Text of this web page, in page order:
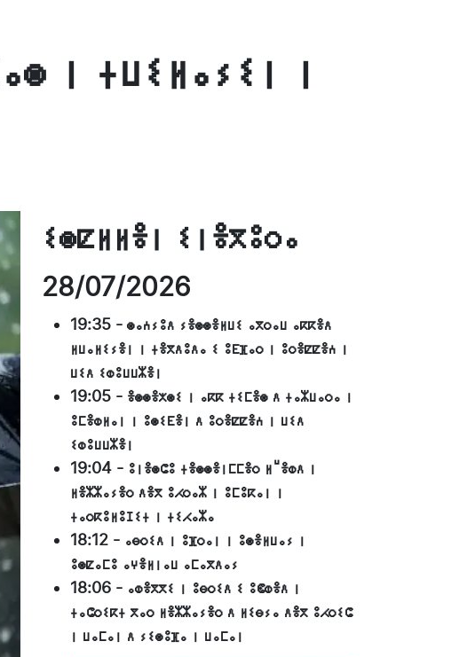
ⵏ ⵜⵡⵉⵍⴰⵢⵉⵏ ⵏ
ⵉⵙⵇⵍⵍⴻⵏ ⵉⵏⴻⴳⵓⵔⴰ
28/07/2026
19:35 - ⵙⴰⵄⵢⵓⴷ ⵢⴻⵙⵙⴻⵍⵡⵉ ⴰⴳⵔⴰⵡ ⴰⴽⴽⴻⴷ
ⵍⵡⴰⵍⵉⵢⴻⵏ ⵏ ⵜⴻⴳⴷⵓⴷⴰ ⵉ ⵓⴹⴼⴰⵔ ⵏ ⵓⵔⴻⵇⵇⴻⵄ ⵏ
ⵡⵉⴷ ⵉⵀⵓⵡⵡⵣⴻⵏ
19:05 - ⴻⵙⵙⴻⵅⵙⵉ ⵏ ⴰⴽⴽ ⵜⵉⵎⴻⵙ ⴷ ⵜⴰⵣⵡⴰⵔⴰ ⵏ
ⵓⵎⴻⵀⵍⴰⵏ ⵏ ⵓⵙⵉⴹⴻⵏ ⴷ ⵓⵔⴻⵇⵇⴻⵄ ⵏ ⵡⵉⴷ
ⵉⵀⵓⵡⵡⵣⴻⵏ
19:04 - ⵓⵏⴻⵙⵛⵓ ⵜⴻⵙⵙⴻⵏⵎⵎⴻⵔ ⵍⵯⴻⵀⴷ ⵏ
ⵍⴻⵣⵣⴰⵢⴻⵔ ⴷⴻⴳ ⵓⵃⵔⴰⵣ ⵏ ⵓⵎⵓⴽⴰⵏ ⵏ
ⵜⴰⵔⴽⵓⵍⵓⵊⵉⵜ ⵏ ⵜⵉⵃⴰⵣⴰ
18:12 - ⴰⴱⵔⵉⴷ ⵏ ⵓⴼⵔⴰⵏ ⵏ ⵓⵙⴻⵍⵡⴰⵢ ⵏ
ⵓⵙⵇⴰⵎⵓ ⴰⵖⴻⵍⵏⴰⵡ ⴰⵎⴰⴳⴷⴰⵢ
18:06 - ⴰⵀⴻⴳⴳⵉ ⵏ ⵓⴱⵔⵉⴷ ⵉ ⵓⵞⵀⴻⴷ ⵏ
ⵜⴰⵛⵔⵉⴽⵜ ⴳⴰⵔ ⵍⴻⵣⵣⴰⵢⴻⵔ ⴷ ⵍⵉⴱⵢⴰ ⴷⴻⴳ ⵓⵃⵔⵉⵛ
ⵏ ⵡⴰⵎⴰⵏ ⴷ ⵢⵉⵙⵓⴼⴰ ⵏ ⵡⴰⵎⴰⵏ